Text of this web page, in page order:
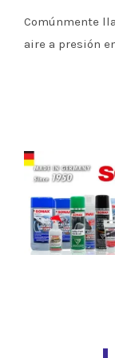
Comúnmente
aire a presión